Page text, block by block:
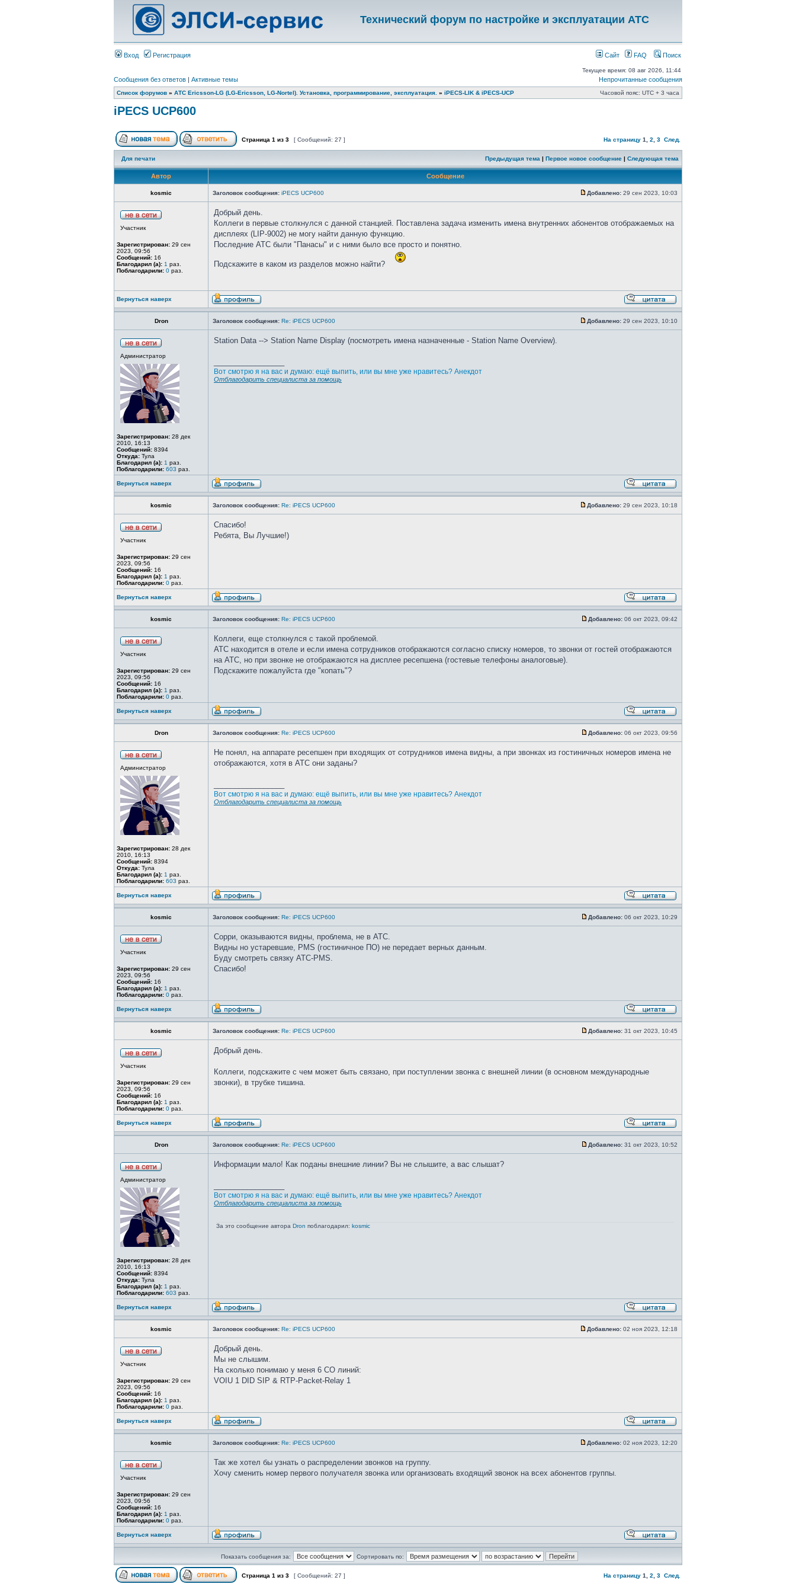
Технический форум по настройке и эксплуатации АТС
Вход Регистрация Сайт FAQ Поиск
Текущее время: 08 авг 2026, 11:44
Сообщения без ответов | Активные темы Непрочитанные сообщения
Список форумов » АТС Ericsson-LG (LG-Ericsson, LG-Nortel). Установка, программирование, эксплуатация. » iPECS-LIK & iPECS-UCP Часовой пояс: UTC + 3 часа
iPECS UCP600
Страница 1 из 3 [ Сообщений: 27 ] На страницу 1 2 3 След.
Для печати Предыдущая тема | Первое новое сообщение | Следующая тема
Автор Сообщение
kosmic Заголовок сообщения: iPECS UCP600 Добавлено: 29 сен 2023, 10:03
Участник
Зарегистрирован: 29 сен
2023, 09:56
Сообщений: 16
Благодарил (а): 1 раз.
Поблагодарили: 0 раз.
Добрый день.
Коллеги в первые столкнулся с данной станцией. Поставлена задача изменить имена внутренних абонентов отображаемых на
дисплеях (LIP-9002) не могу найти данную функцию.
Последние АТС были "Панасы" и с ними было все просто и понятно.
Подскажите в каком из разделов можно найти?
Вернуться наверх
Dron Заголовок сообщения: Re: iPECS UCP600 Добавлено: 29 сен 2023, 10:10
Администратор
Зарегистрирован: 28 дек
2010, 16:13
Сообщений: 8394
Откуда: Тула
Благодарил (а): 1 раз.
Поблагодарили: 603 раз.
Station Data --> Station Name Display (посмотреть имена назначенные - Station Name Overview).
Вот смотрю я на вас и думаю: ещё выпить, или вы мне уже нравитесь? Анекдот
Отблагодарить специалиста за помощь
Вернуться наверх
kosmic Заголовок сообщения: Re: iPECS UCP600 Добавлено: 29 сен 2023, 10:18
Участник
Зарегистрирован: 29 сен
2023, 09:56
Сообщений: 16
Благодарил (а): 1 раз.
Поблагодарили: 0 раз.
Спасибо!
Ребята, Вы Лучшие!)
Вернуться наверх
kosmic Заголовок сообщения: Re: iPECS UCP600 Добавлено: 06 окт 2023, 09:42
Участник
Зарегистрирован: 29 сен
2023, 09:56
Сообщений: 16
Благодарил (а): 1 раз.
Поблагодарили: 0 раз.
Коллеги, еще столкнулся с такой проблемой.
АТС находится в отеле и если имена сотрудников отображаются согласно списку номеров, то звонки от гостей отображаются
на АТС, но при звонке не отображаются на дисплее ресепшена (гостевые телефоны аналоговые).
Подскажите пожалуйста где "копать"?
Вернуться наверх
Dron Заголовок сообщения: Re: iPECS UCP600 Добавлено: 06 окт 2023, 09:56
Администратор
Зарегистрирован: 28 дек
2010, 16:13
Сообщений: 8394
Откуда: Тула
Благодарил (а): 1 раз.
Поблагодарили: 603 раз.
Не понял, на аппарате ресепшен при входящих от сотрудников имена видны, а при звонках из гостиничных номеров имена не
отображаются, хотя в АТС они заданы?
Вот смотрю я на вас и думаю: ещё выпить, или вы мне уже нравитесь? Анекдот
Отблагодарить специалиста за помощь
Вернуться наверх
kosmic Заголовок сообщения: Re: iPECS UCP600 Добавлено: 06 окт 2023, 10:29
Участник
Зарегистрирован: 29 сен
2023, 09:56
Сообщений: 16
Благодарил (а): 1 раз.
Поблагодарили: 0 раз.
Сорри, оказываются видны, проблема, не в АТС.
Видны но устаревшие, PMS (гостиничное ПО) не передает верных данным.
Буду смотреть связку АТС-PMS.
Спасибо!
Вернуться наверх
kosmic Заголовок сообщения: Re: iPECS UCP600 Добавлено: 31 окт 2023, 10:45
Участник
Зарегистрирован: 29 сен
2023, 09:56
Сообщений: 16
Благодарил (а): 1 раз.
Поблагодарили: 0 раз.
Добрый день.
Коллеги, подскажите с чем может быть связано, при поступлении звонка с внешней линии (в основном международные
звонки), в трубке тишина.
Вернуться наверх
Dron Заголовок сообщения: Re: iPECS UCP600 Добавлено: 31 окт 2023, 10:52
Администратор
Зарегистрирован: 28 дек
2010, 16:13
Сообщений: 8394
Откуда: Тула
Благодарил (а): 1 раз.
Поблагодарили: 603 раз.
Информации мало! Как поданы внешние линии? Вы не слышите, а вас слышат?
Вот смотрю я на вас и думаю: ещё выпить, или вы мне уже нравитесь? Анекдот
Отблагодарить специалиста за помощь
За это сообщение автора Dron поблагодарил: kosmic
Вернуться наверх
kosmic Заголовок сообщения: Re: iPECS UCP600 Добавлено: 02 ноя 2023, 12:18
Участник
Зарегистрирован: 29 сен
2023, 09:56
Сообщений: 16
Благодарил (а): 1 раз.
Поблагодарили: 0 раз.
Добрый день.
Мы не слышим.
На сколько понимаю у меня 6 CO линий:
VOIU 1 DID SIP & RTP-Packet-Relay 1
Вернуться наверх
kosmic Заголовок сообщения: Re: iPECS UCP600 Добавлено: 02 ноя 2023, 12:20
Участник
Зарегистрирован: 29 сен
2023, 09:56
Сообщений: 16
Благодарил (а): 1 раз.
Поблагодарили: 0 раз.
Так же хотел бы узнать о распределении звонков на группу.
Хочу сменить номер первого получателя звонка или организовать входящий звонок на всех абонентов группы.
Вернуться наверх
Показать сообщения за: Сортировать по:
Страница 1 из 3 [ Сообщений: 27 ] На страницу 1 2 3 След.